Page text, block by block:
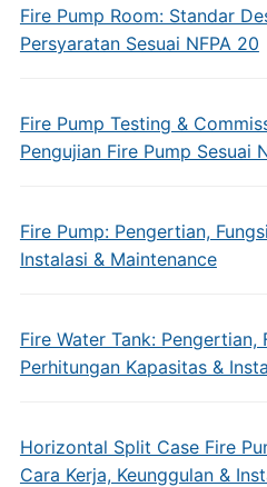
Fire Pump Room: Standar
Persyaratan Sesuai NFPA 20
Fire Pump Testing &
Pengujian Fire Pump Sesuai
Fire Pump: Pengertian,
Instalasi & Maintenance
Fire Water Tank: Pengertian,
Perhitungan Kapasitas &
Horizontal Split Case Fire
Cara Kerja, Keunggulan &